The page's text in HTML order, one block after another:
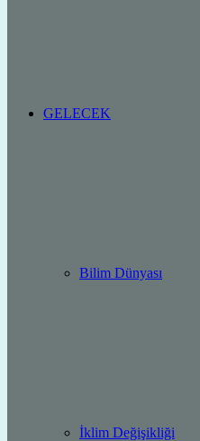
GELECEK
Bilim Dünyası
İklim Değişikliği